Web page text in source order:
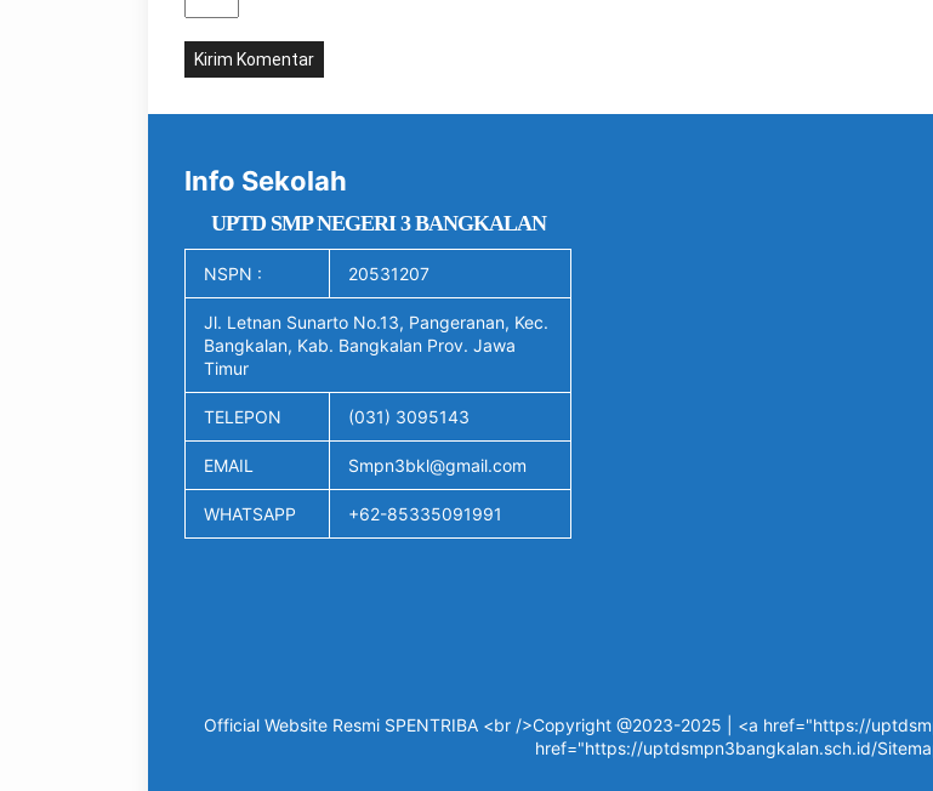
Info Sekolah
UPTD SMP NEGERI 3 BANGKALAN
NSPN : 20531207
Jl. Letnan Sunarto No.13, Pangeranan, Kec.
Bangkalan, Kab. Bangkalan Prov. Jawa
Timur
TELEPON (031) 3095143
EMAIL Smpn3bkl@gmail.com
WHATSAPP +62-85335091991
Official Website Resmi SPENTRIBA <br />Copyright @2023-2025 | <a href="https://
href="https://uptdsmpn3bangkalan.sch.id/